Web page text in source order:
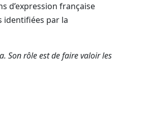
d’expression française
identifiées par la
Son rôle est de faire valoir les